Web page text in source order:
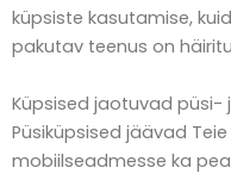
küpsiste kasutamise,
pakutav teenus on
Küpsised jaotuvad püsi-
Püsiküpsised jäävad
mobiilseadmesse ka